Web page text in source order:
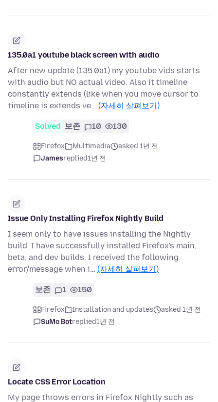
135.0a1 youtube black screen with audio
After new update (135.0a1) my youtube vids starts
with audio but NO actual video. Also it timeline
constantly extends (like when you move cursor to
timeline is extends ve… (자세히 살펴보기)
Solved 보존 10 130
Firefox Multimedia
asked 1년 전
Jamesreplied1년 전
Issue Only Installing Firefox Nightly Build
I seem only to have issues installing the Nightly
build. I have successfully installed Firefox's main,
beta, and dev builds. I received the following
error/message when i… (자세히 살펴보기)
보존 1 150
Firefox Installation and updates
asked 1년 전
SuMo Botreplied1년 전
Locate CSS Error Location
My page throws errors in Firefox Nightly such as